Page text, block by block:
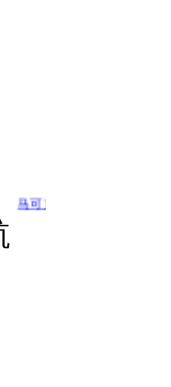
通车开启预售！全新推广